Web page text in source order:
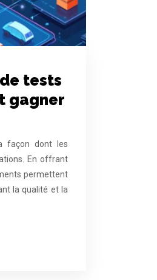
tests
gagner
façon dont les
En offrant
permettent
la qualité et la